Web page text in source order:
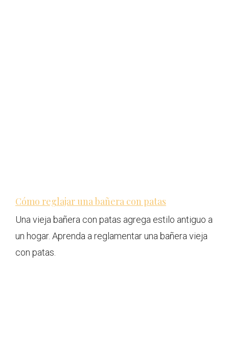
Cómo reglajar una bañera con patas
Una vieja bañera con patas agrega estilo antiguo a
un hogar. Aprenda a reglamentar una bañera vieja
con patas.